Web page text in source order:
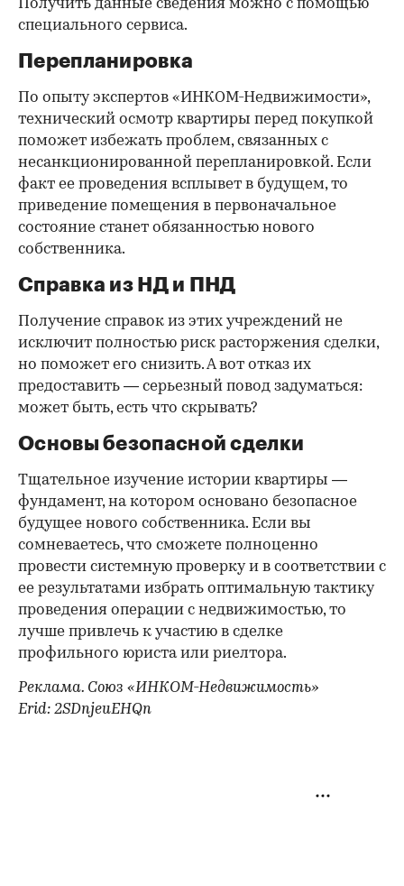
Получить данные сведения можно с помощью
специального сервиса.
Перепланировка
По опыту экспертов «ИНКОМ-Недвижимости»,
технический осмотр квартиры перед покупкой
поможет избежать проблем, связанных с
несанкционированной перепланировкой. Если
факт ее проведения всплывет в будущем, то
приведение помещения в первоначальное
состояние станет обязанностью нового
собственника.
Справка из НД и ПНД
Получение справок из этих учреждений не
исключит полностью риск расторжения сделки,
но поможет его снизить. А вот отказ их
предоставить — серьезный повод задуматься:
может быть, есть что скрывать?
Основы безопасной сделки
Тщательное изучение истории квартиры —
фундамент, на котором основано безопасное
будущее нового собственника. Если вы
сомневаетесь, что сможете полноценно
провести системную проверку и в соответствии с
ее результатами избрать оптимальную тактику
проведения операции с недвижимостью, то
лучше привлечь к участию в сделке
профильного юриста или риелтора.
Реклама. Союз «ИНКОМ-Недвижимость»
Erid: 2SDnjeuEHQn